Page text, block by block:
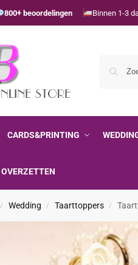
800+ beoordelingen Binnen 1-3
CARDS&PRINTING
OVERZETTEN
/ Wedding / Taarttoppers /